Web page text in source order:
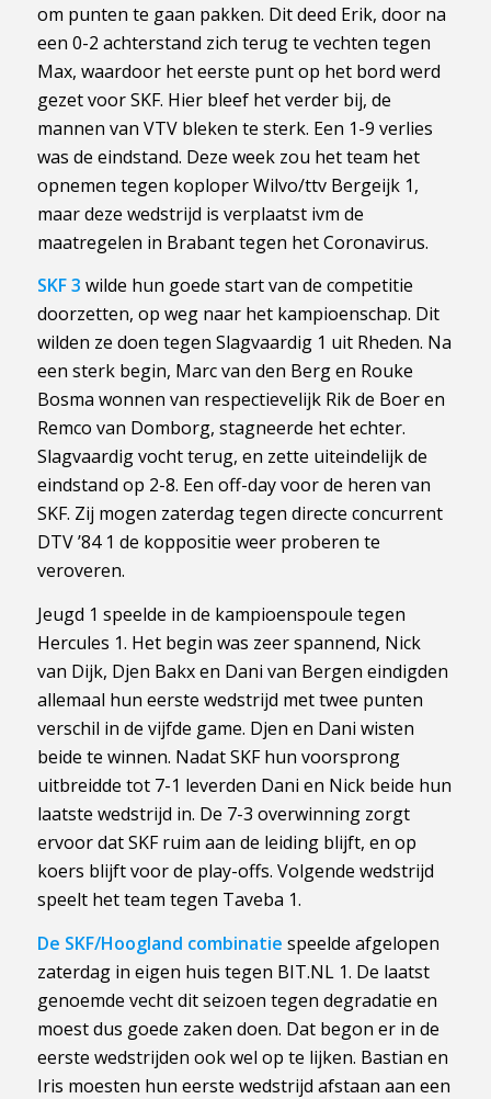
om punten te gaan pakken. Dit deed Erik, door na
een 0-2 achterstand zich terug te vechten tegen
Max, waardoor het eerste punt op het bord werd
gezet voor SKF. Hier bleef het verder bij, de
mannen van VTV bleken te sterk. Een 1-9 verlies
was de eindstand. Deze week zou het team het
opnemen tegen koploper Wilvo/ttv Bergeijk 1,
maar deze wedstrijd is verplaatst ivm de
maatregelen in Brabant tegen het Coronavirus.
SKF 3 wilde hun goede start van de competitie
doorzetten, op weg naar het kampioenschap. Dit
wilden ze doen tegen Slagvaardig 1 uit Rheden. Na
een sterk begin, Marc van den Berg en Rouke
Bosma wonnen van respectievelijk Rik de Boer en
Remco van Domborg, stagneerde het echter.
Slagvaardig vocht terug, en zette uiteindelijk de
eindstand op 2-8. Een off-day voor de heren van
SKF. Zij mogen zaterdag tegen directe concurrent
DTV ’84 1 de koppositie weer proberen te
veroveren.
Jeugd 1 speelde in de kampioenspoule tegen
Hercules 1. Het begin was zeer spannend, Nick
van Dijk, Djen Bakx en Dani van Bergen eindigden
allemaal hun eerste wedstrijd met twee punten
verschil in de vijfde game. Djen en Dani wisten
beide te winnen. Nadat SKF hun voorsprong
uitbreidde tot 7-1 leverden Dani en Nick beide hun
laatste wedstrijd in. De 7-3 overwinning zorgt
ervoor dat SKF ruim aan de leiding blijft, en op
koers blijft voor de play-offs. Volgende wedstrijd
speelt het team tegen Taveba 1.
De SKF/Hoogland combinatie speelde afgelopen
zaterdag in eigen huis tegen BIT.NL 1. De laatst
genoemde vecht dit seizoen tegen degradatie en
moest dus goede zaken doen. Dat begon er in de
eerste wedstrijden ook wel op te lijken. Bastian en
Iris moesten hun eerste wedstrijd afstaan aan een